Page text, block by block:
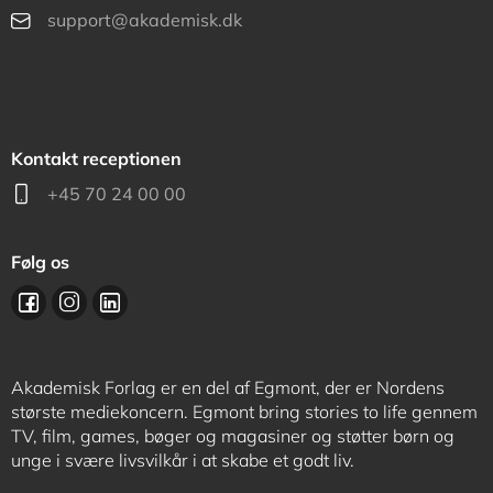
support@akademisk.dk
Kontakt receptionen
+45 70 24 00 00
Følg os
Akademisk Forlag er en del af Egmont, der er Nordens
største mediekoncern. Egmont bring stories to life gennem
TV, film, games, bøger og magasiner og støtter børn og
unge i svære livsvilkår i at skabe et godt liv.